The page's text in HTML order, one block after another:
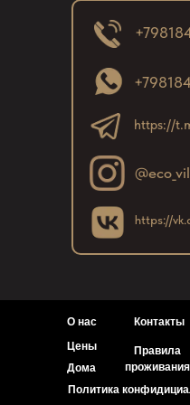
https://
https://
О нас
Контакты
Цены
Дома
Правила
проживания
Политика